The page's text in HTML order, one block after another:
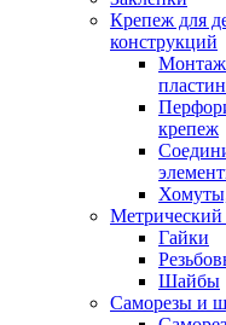
Крепеж для
конструкций
крепеж
Гайки
Шайбы
Саморезы и